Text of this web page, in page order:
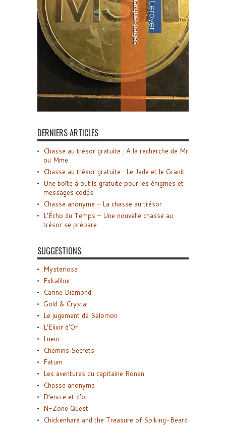
DERNIERS ARTICLES
Chasse au trésor gratuite : A la recherche de Mr
ou Mme
Chasse au trésor gratuite : Le Jade et le Granit
Une boîte à outils gratuite pour les énigmes et
messages codés
Chasse anonyme – La chasse au trésor
L’Écho du Temps – Une nouvelle chasse au
trésor se prépare
SUGGESTIONS
Mysteriosa
Exkalibur
Carine Diamond
Gold & Crystal
Le jugement de Salomon
L’Elixir d’Or
Lueur
Chemins Secrets
Fatum
Les aventures du capitaine Ronan
Chasse anonyme
D’encre et d’or
N-Zone Quest
Chickenhare and the Treasure of Spiking-Beard